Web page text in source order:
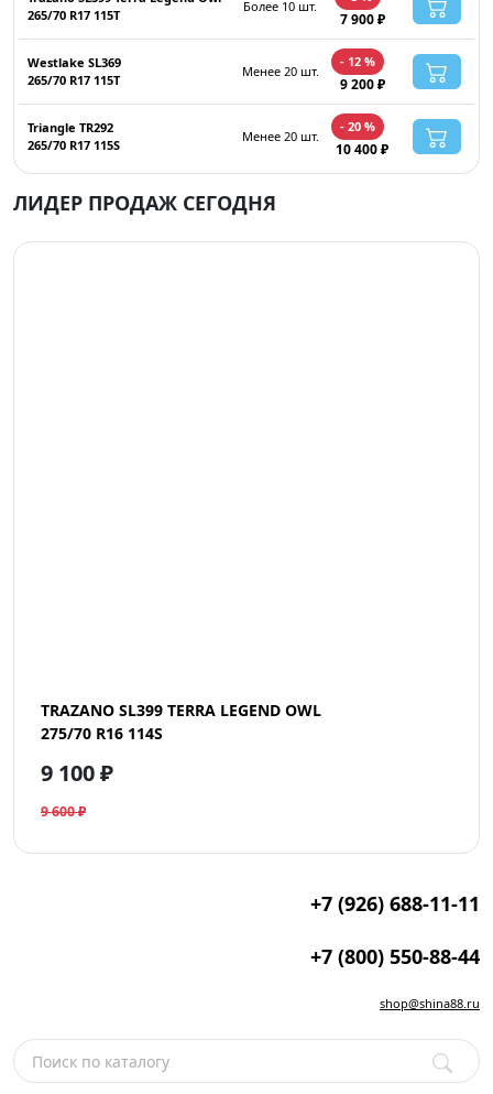
265/70 R17 115T
Более 10 шт.
7 900 ₽
Westlake SL369
265/70 R17 115T
Менее 20 шт.
- 12 %
9 200 ₽
Triangle TR292
265/70 R17 115S
Менее 20 шт.
- 20 %
10 400 ₽
ЛИДЕР ПРОДАЖ СЕГОДНЯ
TRAZANO SL399 TERRA LEGEND OWL
275/70 R16 114S
9 100 ₽
9 600 ₽
+7 (926) 688-11-11
+7 (800) 550-88-44
shop@shina88.ru